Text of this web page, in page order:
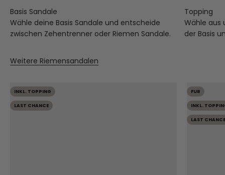
Wähle deine Basis Sandale und entscheide
zwischen Zehentrenner oder Riemen Sandale.
Wähle aus
der Basis
Weitere Riemensandalen
INKL. TOPPING
LAST CHANCE
FUR
INKL.
LAST CHANCE